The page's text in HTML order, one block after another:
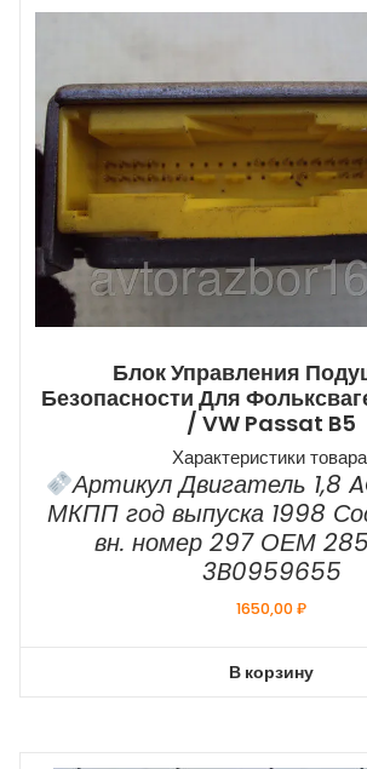
Блок Управления
Безопасности Для
/ VW Passat B5
Характеристики
Артикул Двигатель 1,8
МКПП год выпуска 1998
вн. номер 297 ОЕМ
3B0959655
1650,00₽
В корзину